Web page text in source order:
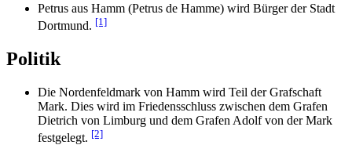
Petrus aus Hamm (Petrus de Hamme) wird Bürger der Stadt
Dortmund. [1]
Politik
Die Nordenfeldmark von Hamm wird Teil der Grafschaft
Mark. Dies wird im Friedensschluss zwischen dem Grafen
Dietrich von Limburg und dem Grafen Adolf von der Mark
festgelegt. [2]